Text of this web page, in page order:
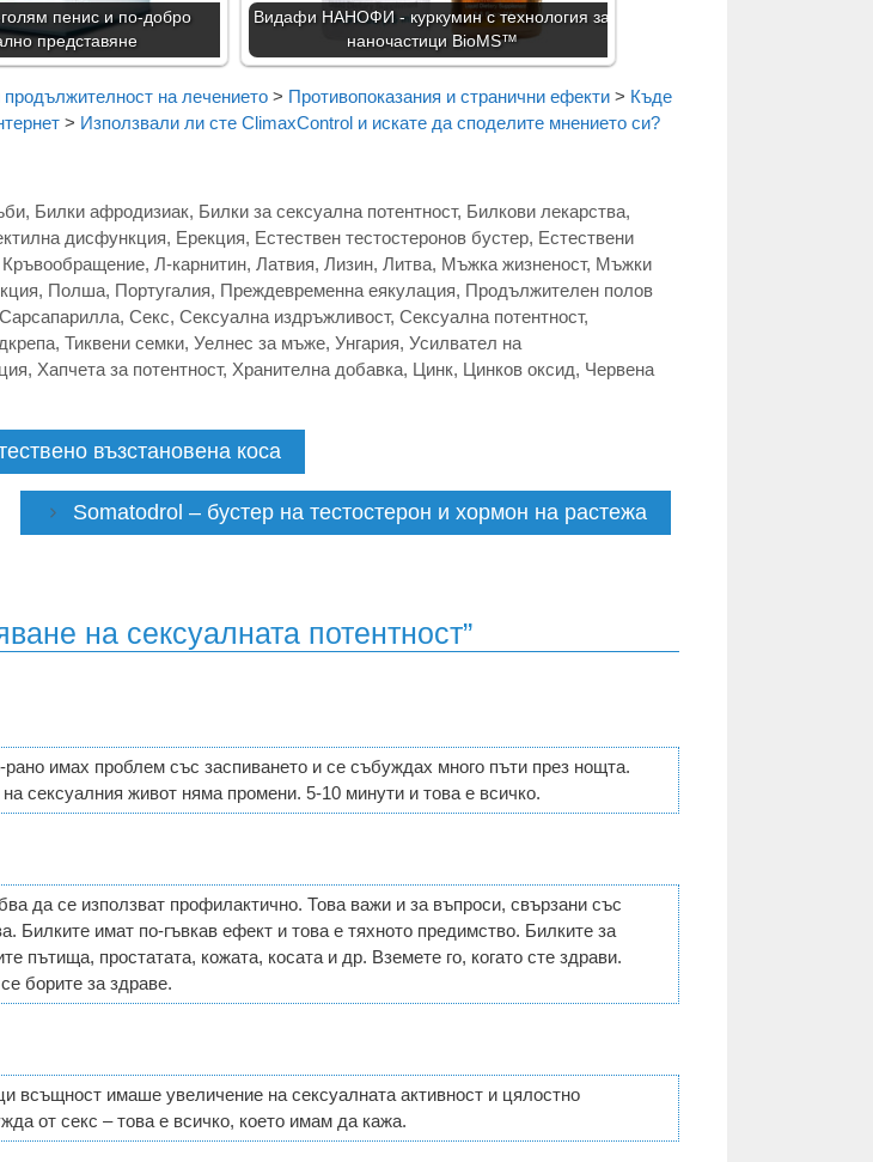
пенис и по-добро
представяне
Видафи НАНОФИ - куркумин с технология за
наночастици BioMS™
продължителност на лечението > Противопоказания и странични ефекти > Къде
> Използвали ли сте ClimaxControl и искате да споделите мнението си?
, Билки афродизиак, Билки за сексуална потентност, Билкови лекарства,
дисфункция, Ерекция, Естествен тестостеронов бустер, Естествени
Кръвообращение, Л-карнитин, Латвия, Лизин, Литва, Мъжка жизненост, Мъжки
, Полша, Португалия, Преждевременна еякулация, Продължителен полов
Сарсапарилла, Секс, Сексуална издръжливост, Сексуална потентност,
, Тиквени семки, Уелнес за мъже, Унгария, Усилвател на
, Хапчета за потентност, Хранителна добавка, Цинк, Цинков оксид, Червена
възстановена коса
Somatodrol – бустер на тестостерон и хормон на растежа
на сексуалната потентност”
имах проблем със заспиването и се събуждах много пъти през нощта.
сексуалния живот няма промени. 5-10 минути и това е всичко.
да се използват профилактично. Това важи и за въпроси, свързани със
Билките имат по-гъвкав ефект и това е тяхното предимство. Билките за
простатата, кожата, косата и др. Вземете го, когато сте здрави.
борите за здраве.
имаше увеличение на сексуалната активност и цялостно
от секс – това е всичко, което имам да кажа.